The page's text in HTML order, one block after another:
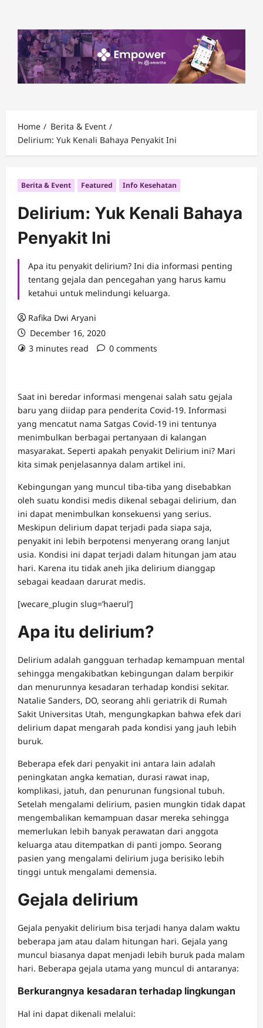
content
Home
Berita & Event
Delirium: Yuk Kenali Bahaya Penyakit Ini
Berita & Event Featured Info Kesehatan
Delirium: Yuk Kenali Bahaya
Penyakit Ini
Apa itu penyakit delirium? Ini dia informasi penting
tentang gejala dan pencegahan yang harus kamu
ketahui untuk melindungi keluarga.
Rafika Dwi Aryani
December 16, 2020
3 minutes read
0 comments
Saat ini beredar informasi mengenai salah satu gejala
baru yang diidap para penderita Covid-19. Informasi
yang mencatut nama Satgas Covid-19 ini tentunya
menimbulkan berbagai pertanyaan di kalangan
masyarakat. Seperti apakah penyakit Delirium ini? Mari
kita simak penjelasannya dalam artikel ini.
Kebingungan yang muncul tiba-tiba yang disebabkan
oleh suatu kondisi medis dikenal sebagai delirium, dan
ini dapat menimbulkan konsekuensi yang serius.
Meskipun delirium dapat terjadi pada siapa saja,
penyakit ini lebih berpotensi menyerang orang lanjut
usia. Kondisi ini dapat terjadi dalam hitungan jam atau
hari. Karena itu tidak aneh jika delirium dianggap
sebagai keadaan darurat medis.
[wecare_plugin slug=’haerul’]
Apa itu delirium?
Delirium adalah gangguan terhadap kemampuan mental
sehingga mengakibatkan kebingungan dalam berpikir
dan menurunnya kesadaran terhadap kondisi sekitar.
Natalie Sanders, DO, seorang ahli geriatrik di Rumah
Sakit Universitas Utah, mengungkapkan bahwa efek dari
delirium dapat mengarah pada kondisi yang jauh lebih
buruk.
Beberapa efek dari penyakit ini antara lain adalah
peningkatan angka kematian, durasi rawat inap,
komplikasi, jatuh, dan penurunan fungsional tubuh.
Setelah mengalami delirium, pasien mungkin tidak dapat
mengembalikan kemampuan dasar mereka sehingga
memerlukan lebih banyak perawatan dari anggota
keluarga atau ditempatkan di panti jompo. Seorang
pasien yang mengalami delirium juga berisiko lebih
tinggi untuk mengalami demensia.
Gejala delirium
Gejala penyakit delirium bisa terjadi hanya dalam waktu
beberapa jam atau dalam hitungan hari. Gejala yang
muncul biasanya dapat menjadi lebih buruk pada malam
hari. Beberapa gejala utama yang muncul di antaranya:
Berkurangnya kesadaran terhadap lingkungan
Hal ini dapat dikenali melalui: